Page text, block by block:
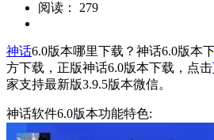
阅读： 279
神话6.0版本哪里下载？神话6.0版本
方下载，正版神话6.0版本下载，点击
家支持最新版3.9.5版本微信。
神话软件6.0版本功能特色: